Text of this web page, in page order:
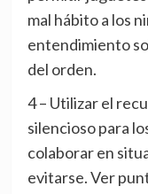
mal hábito a los
entendimiento
del orden.
4 – Utilizar el
silencioso para
colaborar en
evitarse. Ver